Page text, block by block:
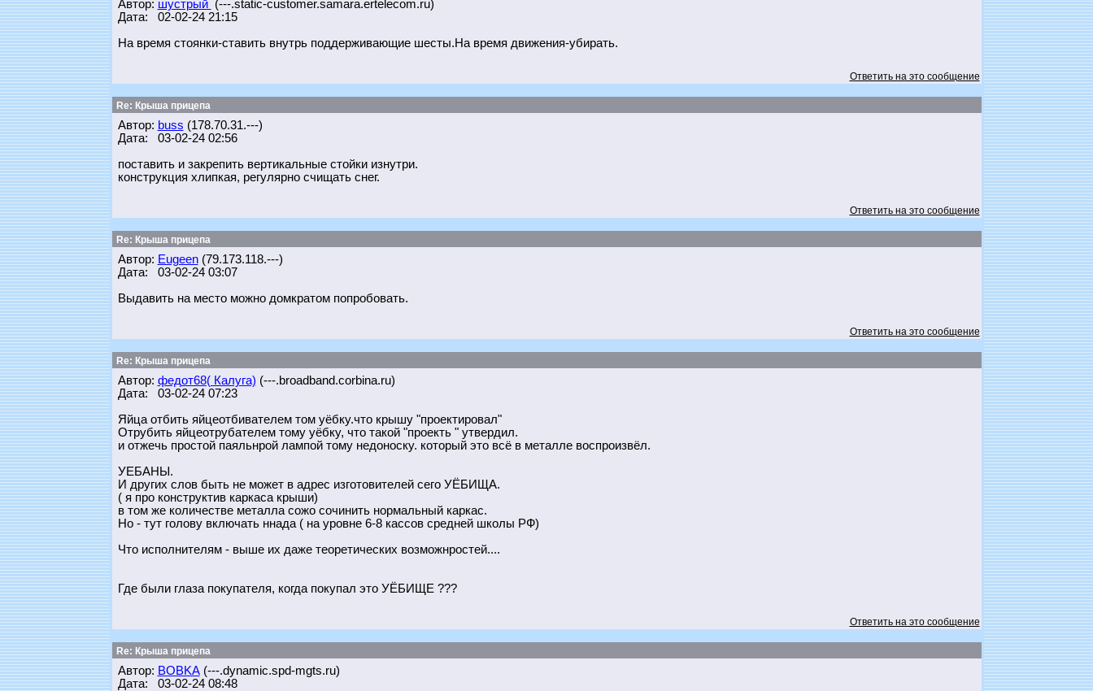
Автор: шустрый (---.static-customer.samara.ertelecom.ru)
Дата: 02-02-24 21:15
На время стоянки-ставить внутрь поддерживающие шесты.На время движения-убирать.
Ответить на это сообщение
Re: Крыша прицепа
Автор: buss (178.70.31.---)
Дата: 03-02-24 02:56
поставить и закрепить вертикальные стойки изнутри.
конструкция хлипкая, регулярно счищать снег.
Ответить на это сообщение
Re: Крыша прицепа
Автор: Eugeen(79.173.118.---)
Дата: 03-02-24 03:07
Выдавить на место можно домкратом попробовать.
Ответить на это сообщение
Re: Крыша прицепа
Автор: федот68( Калуга) (---.broadband.corbina.ru)
Дата: 03-02-24 07:23
Яйца отбить яйцеотбивателем том уёбку.что крышу "проектировал"
Отрубить яйцеотрубателем тому уёбку, что такой "проекть " утвердил.
и отжечь простой паяльнрой лампой тому недоноску. который это всё в металле воспроизвёл.
УЕБАНЫ.
И других слов быть не может в адрес изготовителей сего УЁБИЩА.
( я про конструктив каркаса крыши)
в том же количестве металла сожо сочинить нормальный каркас.
Но - тут голову включать ннада ( на уровне 6-8 кассов средней школы РФ)
Что исполнителям - выше их даже теоретических возможнростей....
Где были глаза покупателя, когда покупал это УЁБИЩЕ ???
Ответить на это сообщение
Re: Крыша прицепа
Автор: BOBKA(---.dynamic.spd-mgts.ru)
Дата: 03-02-24 08:48